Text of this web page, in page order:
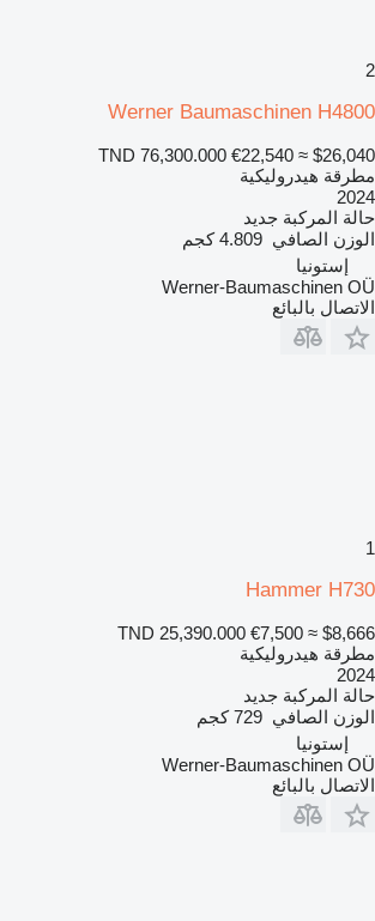
2
Werner Baumaschinen H4800
TND 76,300.000 €22,540 ≈ $26,040
مطرقة هيدروليكية
2024
حالة المركبة جديد
الوزن الصافي 4.809 كجم
إستونيا
Werner-Baumaschinen OÜ
الاتصال بالبائع
1
Hammer H730
TND 25,390.000 €7,500 ≈ $8,666
مطرقة هيدروليكية
2024
حالة المركبة جديد
الوزن الصافي 729 كجم
إستونيا
Werner-Baumaschinen OÜ
الاتصال بالبائع